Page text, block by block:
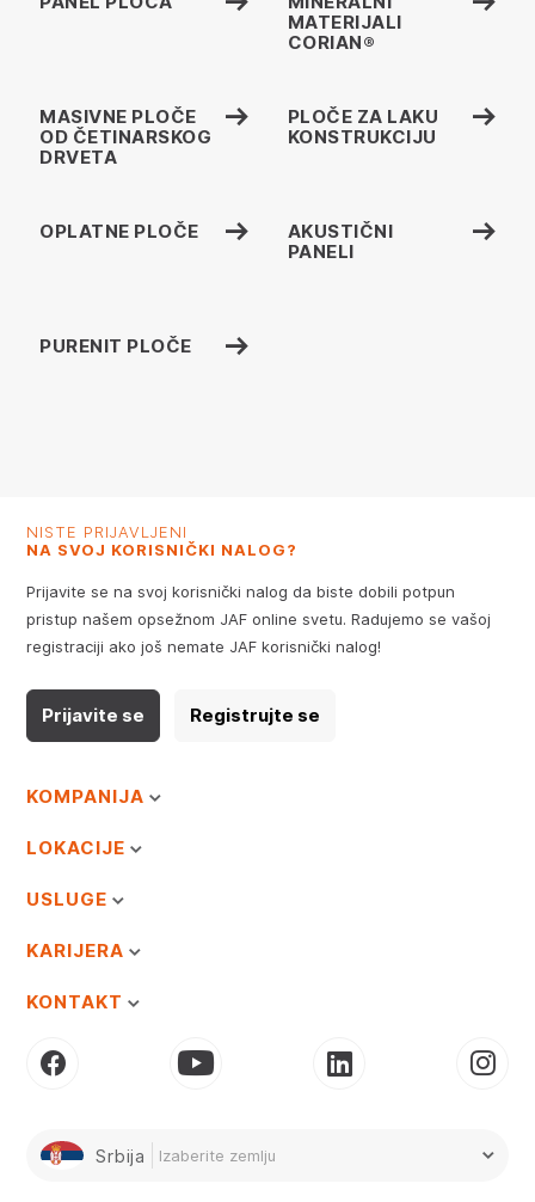
MATERIJALI
CORIAN®
MASIVNE PLOČE
OD ČETINARSKOG
DRVETA
PLOČE ZA LAKU
KONSTRUKCIJU
OPLATNE PLOČE
AKUSTIČNI
PANELI
PURENIT PLOČE
NISTE PRIJAVLJENI
NA SVOJ KORISNIČKI NALOG?
Prijavite se na svoj korisnički nalog da biste dobili potpun
pristup našem opsežnom JAF online svetu. Radujemo se vašoj
registraciji ako još nemate JAF korisnički nalog!
Prijavite se Registrujte se
KOMPANIJA
LOKACIJE
USLUGE
KARIJERA
KONTAKT
Srbija Izaberite zemlju